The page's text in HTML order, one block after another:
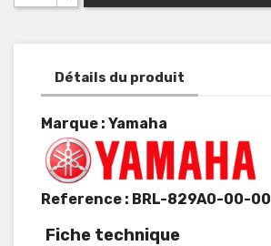
Détails du produit
Marque : Yamaha
Reference : BRL-829A0-00-00
Fiche technique